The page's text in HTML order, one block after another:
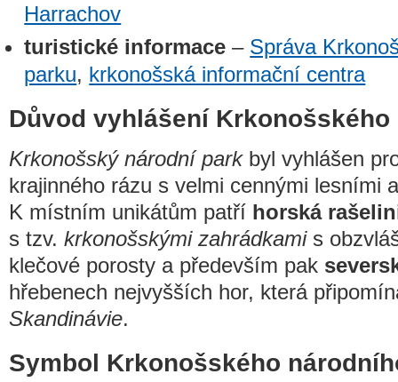
Harrachov
turistické informace – Správa
parku, krkonošská informační centra
Důvod vyhlášení
Krkonošský národní parkbyl vyhlášen
krajinného rázu s velmi cennými lesními
K místním unikátům patří horská
s tzv. krkonošskými zahrádkamis
klečové porosty a především pak
hřebenech nejvyšších hor, která
Skandinávie.
Symbol Krkonošského